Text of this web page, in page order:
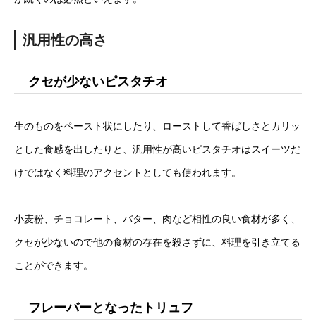
汎用性の高さ
クセが少ないピスタチオ
生のものをペースト状にしたり、ローストして香ばしさとカリッ
とした食感を出したりと、汎用性が高いピスタチオはスイーツだ
けではなく料理のアクセントとしても使われます。
小麦粉、チョコレート、バター、肉など相性の良い食材が多く、
クセが少ないので他の食材の存在を殺さずに、料理を引き立てる
ことができます。
フレーバーとなったトリュフ